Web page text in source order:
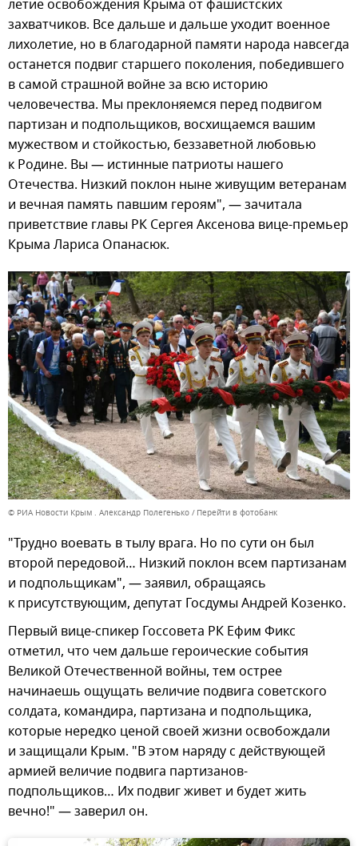
летие освобождения Крыма от фашистских
захватчиков. Все дальше и дальше уходит военное
лихолетие, но в благодарной памяти народа навсегда
останется подвиг старшего поколения, победившего
в самой страшной войне за всю историю
человечества. Мы преклоняемся перед подвигом
партизан и подпольщиков, восхищаемся вашим
мужеством и стойкостью, беззаветной любовью
к Родине. Вы — истинные патриоты нашего
Отечества. Низкий поклон ныне живущим ветеранам
и вечная память павшим героям", — зачитала
приветствие главы РК Сергея Аксенова вице-премьер
Крыма Лариса Опанасюк.
© РИА Новости Крым . Александр Полегенько Перейти в фотобанк
"Трудно воевать в тылу врага. Но по сути он был
второй передовой… Низкий поклон всем партизанам
и подпольщикам", — заявил, обращаясь
к присутствующим, депутат Госдумы Андрей Козенко.
Первый вице-спикер Госсовета РК Ефим Фикс
отметил, что чем дальше героические события
Великой Отечественной войны, тем острее
начинаешь ощущать величие подвига советского
солдата, командира, партизана и подпольщика,
которые нередко ценой своей жизни освобождали
и защищали Крым. "В этом наряду с действующей
армией величие подвига партизанов-
подпольщиков… Их подвиг живет и будет жить
вечно!" — заверил он.